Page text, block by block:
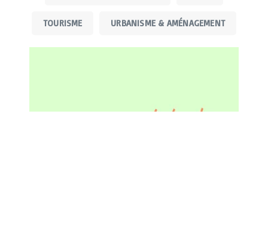
TOURISME URBANISME & AMÉNAGEMENT